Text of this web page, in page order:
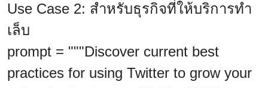
Use Case 2: สำหรับธุรกิจที่ให้บริการทำ
เล็บ
prompt = """Discover current best
practices for using Twitter to grow your